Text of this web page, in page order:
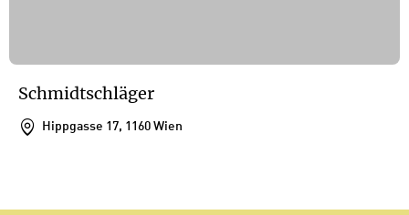
Schmidtschläger
Hippgasse 17, 1160 Wien
1